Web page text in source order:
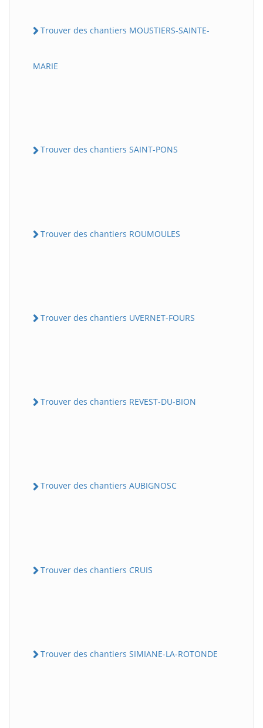
Trouver des chantiers MOUSTIERS-SAINTE-
MARIE
Trouver des chantiers SAINT-PONS
Trouver des chantiers ROUMOULES
Trouver des chantiers UVERNET-FOURS
Trouver des chantiers REVEST-DU-BION
Trouver des chantiers AUBIGNOSC
Trouver des chantiers CRUIS
Trouver des chantiers SIMIANE-LA-ROTONDE